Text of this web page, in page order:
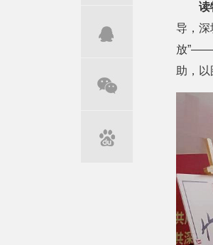
读
导，深
放
助，